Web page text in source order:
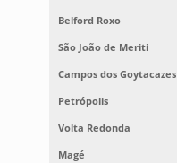
Belford Roxo
São João de Meriti
Campos dos Goytacazes
Petrópolis
Volta Redonda
Magé